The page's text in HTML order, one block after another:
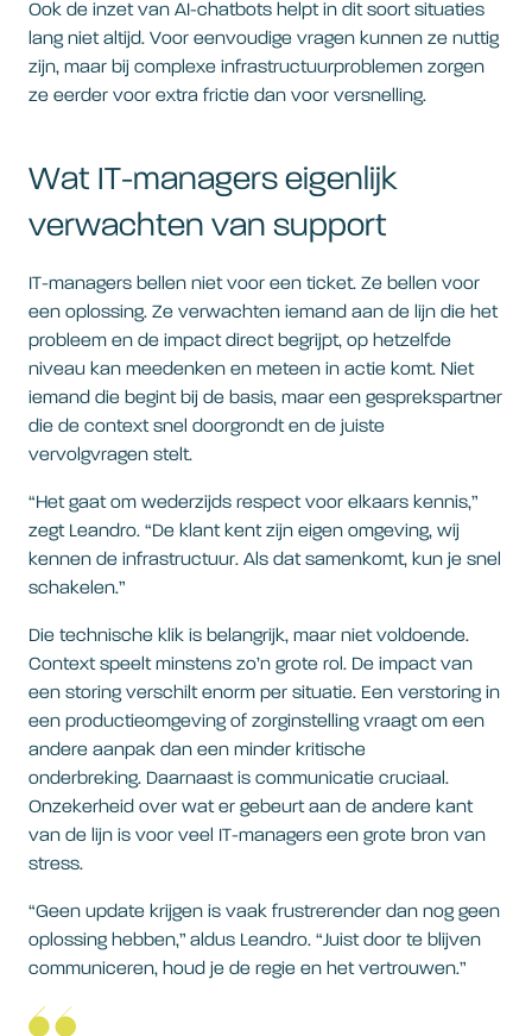
Ook de inzet van AI-chatbots helpt in dit soort situaties
lang niet altijd. Voor eenvoudige vragen kunnen ze nuttig
zijn, maar bij complexe infrastructuurproblemen zorgen
ze eerder voor extra frictie dan voor versnelling.
Wat IT-managers eigenlijk
verwachten van support
IT-managers bellen niet voor een ticket. Ze bellen voor
een oplossing. Ze verwachten iemand aan de lijn die het
probleem en de impact direct begrijpt, op hetzelfde
niveau kan meedenken en meteen in actie komt. Niet
iemand die begint bij de basis, maar een gesprekspartner
die de context snel doorgrondt en de juiste
vervolgvragen stelt.
“Het gaat om wederzijds respect voor elkaars kennis,”
zegt Leandro. “De klant kent zijn eigen omgeving, wij
kennen de infrastructuur. Als dat samenkomt, kun je snel
schakelen.”
Die technische klik is belangrijk, maar niet voldoende.
Context speelt minstens zo’n grote rol. De impact van
een storing verschilt enorm per situatie. Een verstoring in
een productieomgeving of zorginstelling vraagt om een
andere aanpak dan een minder kritische
onderbreking. Daarnaast is communicatie cruciaal.
Onzekerheid over wat er gebeurt aan de andere kant
van de lijn is voor veel IT-managers een grote bron van
stress.
“Geen update krijgen is vaak frustrerender dan nog geen
oplossing hebben,” aldus Leandro. “Juist door te blijven
communiceren, houd je de regie en het vertrouwen.”